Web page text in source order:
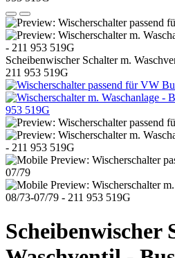
Scheibenwischer Schalter m.
211 953 519G
Scheibenwischer